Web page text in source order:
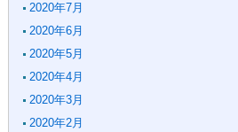
2020年7月
2020年6月
2020年5月
2020年4月
2020年3月
2020年2月